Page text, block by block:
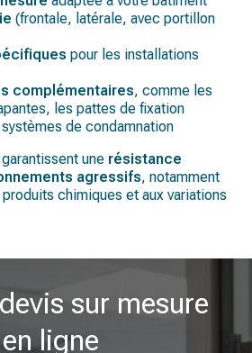
(frontale, latérale, avec portillon
pour les installations
complémentaires, comme les
les pattes de fixation
de condamnation
une résistance
agressifs, notamment
chimiques et aux variations
sur mesure
en ligne